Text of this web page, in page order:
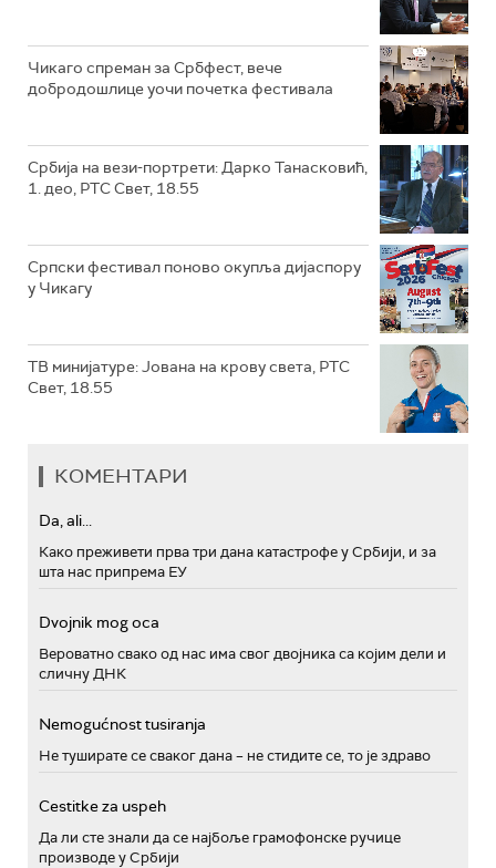
Чикаго спреман за Србфест, вече
добродошлице уочи почетка фестивала
Србија на вези-портрети: Дарко Танасковић,
1. део, РТС Свет, 18.55
Српски фестивал поново окупља дијаспору
у Чикагу
ТВ минијатуре: Јована на крову света, РТС
Свет, 18.55
КОМЕНТАРИ
Da, ali...
Како преживети прва три дана катастрофе у Србији, и за
шта нас припрема ЕУ
Dvojnik mog oca
Вероватно свако од нас има свог двојника са којим дели и
сличну ДНК
Nemogućnost tusiranja
Не туширате се сваког дана – не стидите се, то је здраво
Cestitke za uspeh
Да ли сте знали да се најбоље грамофонске ручице
производе у Србији